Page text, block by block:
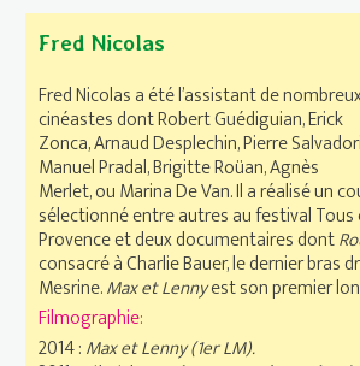
Fred Nicolas
Fred Nicolas a été l’assistant de
cinéastes dont Robert Guédiguian, Erick
Zonca, Arnaud Desplechin, Pierre
Manuel Pradal, Brigitte Roüan, Agnès
Merlet, ou Marina De Van. Il a réalisé un
sélectionné entre autres au festival Tous
Provence et deux documentaires dont
consacré à Charlie Bauer, le dernier bras
Mesrine.Max et Lennyest son premier
Filmographie:
2014 :Max et Lenny (1er LM).